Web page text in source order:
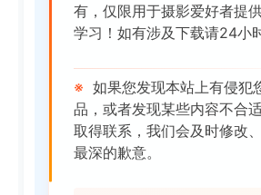
有，仅限用于摄影爱好者提
学习！如有涉及下载请24小
※ 如果您发现本站上有侵犯
品，或者发现某些内容不合
取得联系，我们会及时修改
最深的歉意。